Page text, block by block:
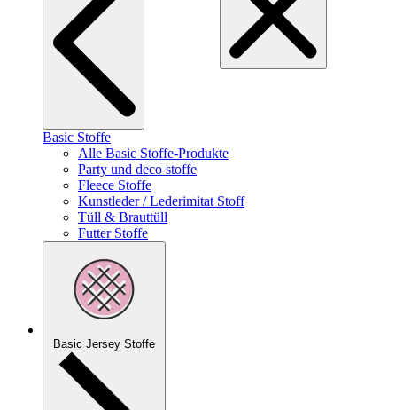
Basic Stoffe
Alle Basic Stoffe-Produkte
Party und deco stoffe
Fleece Stoffe
Kunstleder / Lederimitat Stoff
Tüll & Brauttüll
Futter Stoffe
Basic Jersey Stoffe